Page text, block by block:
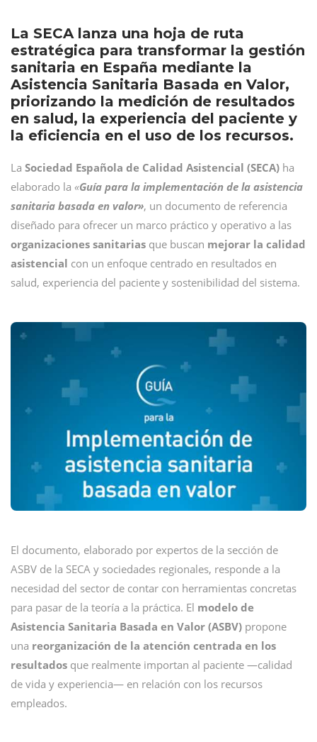
La SECA lanza una hoja de ruta
estratégica para transformar la gestión
sanitaria en España mediante la
Asistencia Sanitaria Basada en Valor,
priorizando la medición de resultados
en salud, la experiencia del paciente y
la eficiencia en el uso de los recursos.
La Sociedad Española de Calidad Asistencial (SECA) ha
elaborado la «Guía para la implementación de la asistencia
sanitaria basada en valor», un documento de referencia
diseñado para ofrecer un marco práctico y operativo a las
organizaciones sanitarias que buscan mejorar la calidad
asistencial con un enfoque centrado en resultados en
salud, experiencia del paciente y sostenibilidad del sistema.
El documento, elaborado por expertos de la sección de
ASBV de la SECA y sociedades regionales, responde a la
necesidad del sector de contar con herramientas concretas
para pasar de la teoría a la práctica. El modelo de
Asistencia Sanitaria Basada en Valor (ASBV) propone
una reorganización de la atención centrada en los
resultados que realmente importan al paciente —calidad
de vida y experiencia— en relación con los recursos
empleados.